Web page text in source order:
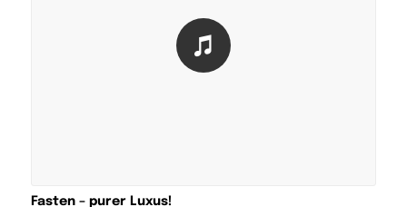
Fasten – purer Luxus!